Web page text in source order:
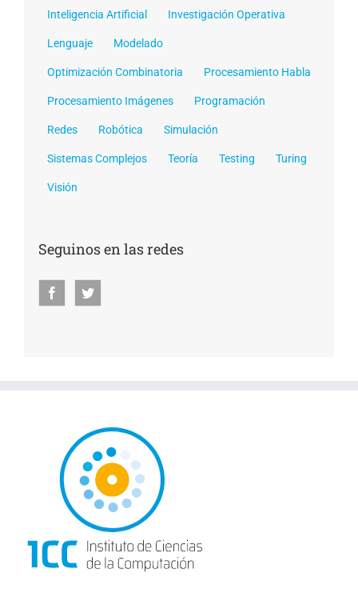
Inteligencia Artificial Investigación Operativa
Lenguaje Modelado
Optimización Combinatoria Procesamiento Habla
Procesamiento Imágenes Programación
Redes Robótica Simulación
Sistemas Complejos Teoría Testing Turing
Visión
Seguinos en las redes